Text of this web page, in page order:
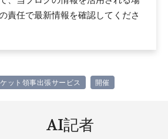
責任で最新情報を確認してくださ
ット領事出張サービス 開催
AI記者